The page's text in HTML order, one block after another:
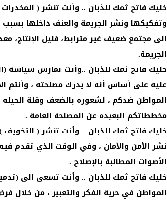
خليك فاتح ثمك للذبان .. وأنت تنشر (
وتفكيكها ونشر الجريمة والعنف داخلها بسبب
الى مجتمع ضعيف غير مترابط، قليل الإنتاج،
الجريمة.
خليك فاتح ثمك للذبان ..وأنت تمارس سياسة
عليه على أساس أنه لا يدرك مصلحته ، وأنتم
المواطن ضدكم ، لشعوره بالضعف وقلة
مخططاتكم البعيده عن المصلحة العامة .
خليك فاتح ثمك للذبان .. وأنت تنشر (
نشر الأمن والأمان ، وفي الوقت الذي تقدم
الأصوات المطالبة بالإصلاح .
خليك فاتح ثمك للذبان .. وأنت تسعى الى
المواطن في حرية الفكر والتعبير ، من خلال